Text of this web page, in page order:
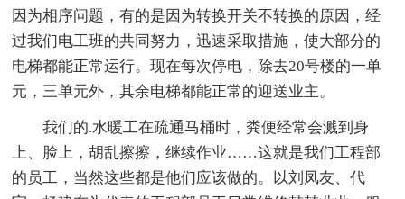
因为相序问题，有的是因为转换开关不转换的原因，经
过我们电工班的共同努力，迅速采取措施，使大部分的
电梯都能正常运行。现在每次停电，除去20号楼的一单
元，三单元外，其余电梯都能正常的迎送业主。
我们的.水暖工在疏通马桶时，粪便经常会溅到身
上、脸上，胡乱擦擦，继续作业……这就是我们工程部
的员工，当然这些都是他们应该做的。以刘凤友、代